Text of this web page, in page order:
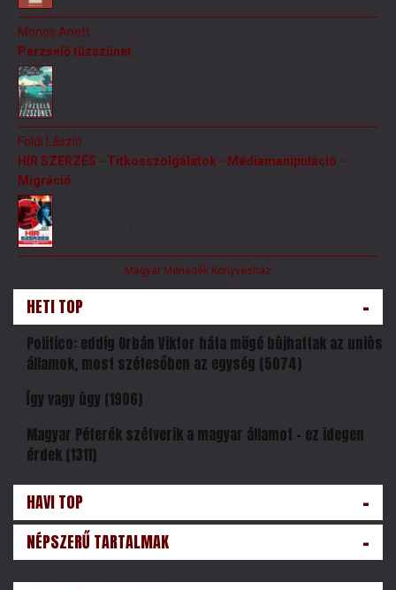
Monos Anett
Perzselő tűzszünet
Földi László
HÍR SZERZÉS - Titkosszolgálatok - Médiamanipuláció -
Migráció
Magyar Menedék Könyvesház
HETI TOP -
Politico: eddig Orbán Viktor háta mögé bújhattak az uniós
államok, most szétesőben az egység (5074)
Így vagy úgy (1906)
Magyar Péterék szétverik a magyar államot – ez idegen
érdek (1311)
HAVI TOP -
NÉPSZERŰ TARTALMAK -